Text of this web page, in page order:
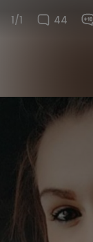
1/1 44